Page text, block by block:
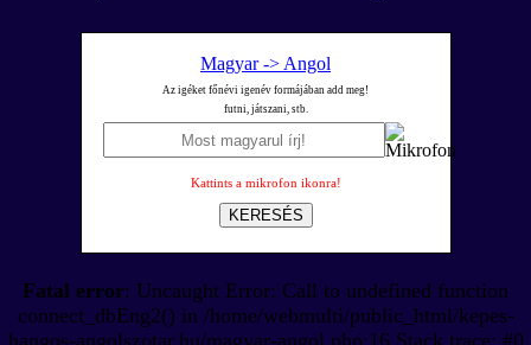
Magyar -> Angol
Az igéket főnévi igenév formájában add meg!
futni, játszani, stb.
Kattints a mikrofon ikonra!
KERESÉS
Fatal error: Uncaught Error: Call to undefined function
connect_dbEng2() in /home/webmulti/public_html/kepes-